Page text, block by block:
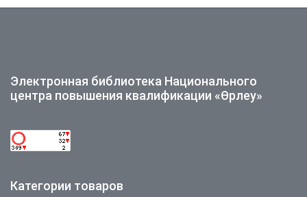
Электронная библиотека Национального
центра повышения квалификации «Өрлеу»
Категории товаров